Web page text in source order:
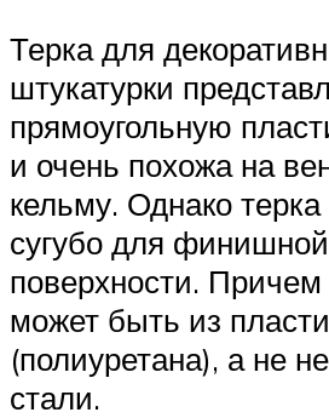
Терка для
штукатурки
прямоугольную
и очень похожа на
кельму. Однако
сугубо для финишной
поверхности.
может быть из
(полиуретана), а не
стали.